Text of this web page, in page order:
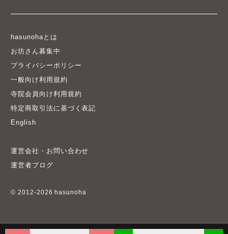
hasunohaとは
お坊さん募集中
プライバシーポリシー
一般向け利用規約
寺院会員向け利用規約
特定商取引法に基づく表記
English
運営会社・お問い合わせ
運営者ブログ
© 2012-2026 hasunoha